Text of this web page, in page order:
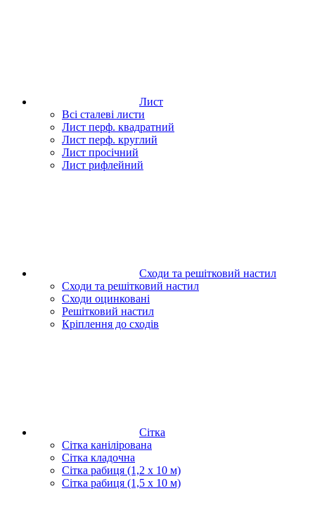
Лист
Всі сталеві листи
Лист перф. квадратний
Лист перф. круглий
Лист просічний
Лист рифлейний
Сходи та решітковий настил
Сходи та решітковий настил
Сходи оцинковані
Решітковий настил
Кріплення до сходів
Сітка
Сітка канілірована
Сітка кладочна
Сітка рабиця (1,2 x 10 м)
Сітка рабиця (1,5 x 10 м)